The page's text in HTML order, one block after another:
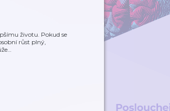
životu. Pokud se
růst plný,
…